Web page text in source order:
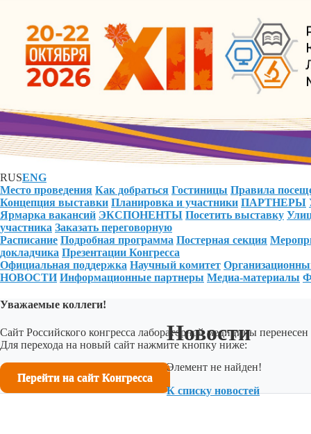
RUSENG
Место проведения Как добраться Гостиницы Правила
Концепция выставки Планировка и участники ПАРТНЕРЫ
Ярмарка вакансий ЭКСПОНЕНТЫ Посетить выставку
участника Заказать переговорную
Расписание Подробная программа Постерная секция
докладчика Презентации Конгресса
Официальная поддержка Научный комитет
НОВОСТИ Информационные партнеры Медиа-материалы
Уважаемые коллеги!
Сайт Российского конгресса лабораторной медицины
Для перехода на новый сайт нажмите кнопку ниже:
Перейти на сайт Конгресса
Новости
Элемент не найден!
К списку новостей